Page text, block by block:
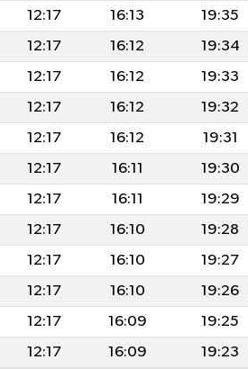
12:17 16:13 19:35
12:17 16:12 19:34
12:17 16:12 19:33
12:17 16:12 19:32
12:17 16:12 19:31
12:17 16:11 19:30
12:17 16:11 19:29
12:17 16:10 19:28
12:17 16:10 19:27
12:17 16:10 19:26
12:17 16:09 19:25
12:17 16:09 19:23